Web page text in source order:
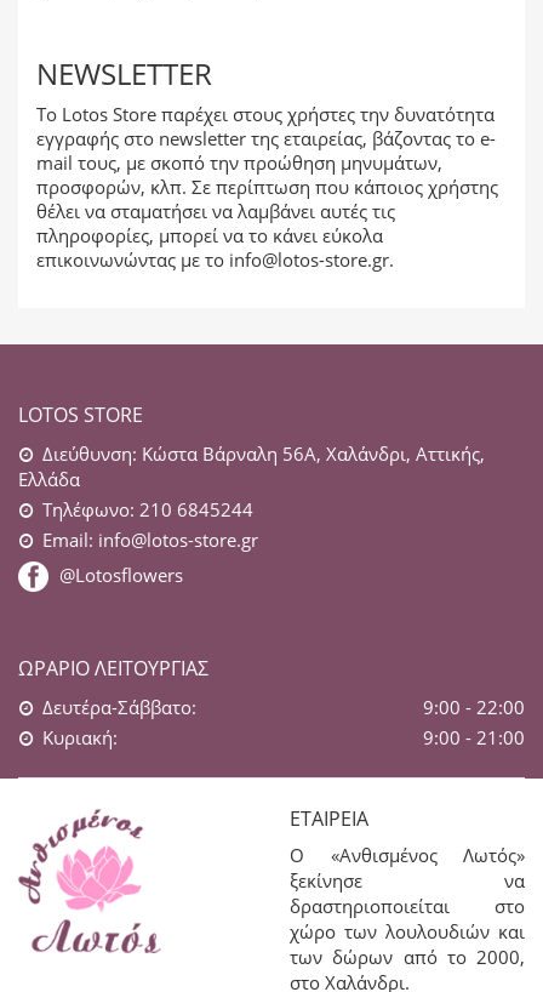
NEWSLETTER
Το Lotos Store παρέχει στους χρήστες την δυνατότητα
εγγραφής στο newsletter της εταιρείας, βάζοντας το e-
mail τους, με σκοπό την προώθηση μηνυμάτων,
προσφορών, κλπ. Σε περίπτωση που κάποιος χρήστης
θέλει να σταματήσει να λαμβάνει αυτές τις
πληροφορίες, μπορεί να το κάνει εύκολα
επικοινωνώντας με το info@lotos-store.gr.
LOTOS STORE
Διεύθυνση: Κώστα Βάρναλη 56Α, Χαλάνδρι, Αττικής,
Ελλάδα
Τηλέφωνο: 210 6845244
Email: info@lotos-store.gr
@Lotosflowers
ΩΡΆΡΙΟ ΛΕΙΤΟΥΡΓΊΑΣ
Δευτέρα-Σάββατο:
9:00 - 22:00
Κυριακή:
9:00 - 21:00
ΕΤΑΙΡΕΊΑ
Ο «Ανθισμένος Λωτός»
ξεκίνησε να
δραστηριοποιείται στο
χώρο των λουλουδιών και
των δώρων από το 2000,
στο Χαλάνδρι.